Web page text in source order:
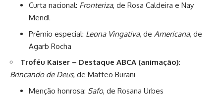
Curta nacional: Fronteriza, de Rosa Caldeira e Nay
Mendl
Prêmio especial: Leona Vingativa, de Americana, de
Agarb Rocha
Troféu Kaiser – Destaque ABCA (animação):
Brincando de Deus, de Matteo Burani
Menção honrosa: Safo, de Rosana Urbes